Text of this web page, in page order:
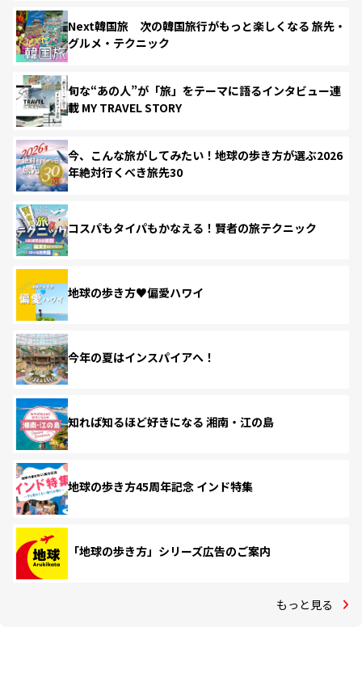
Next韓国旅 次の韓国旅行がもっと楽しくなる 旅先・
グルメ・テクニック
旬な“あの人”が「旅」をテーマに語るインタビュー連
載 MY TRAVEL STORY
今、こんな旅がしてみたい！地球の歩き方が選ぶ2026
年絶対行くべき旅先30
コスパもタイパもかなえる！賢者の旅テクニック
地球の歩き方♥偏愛ハワイ
今年の夏はインスパイアへ！
知れば知るほど好きになる 湘南・江の島
地球の歩き方45周年記念 インド特集
「地球の歩き方」シリーズ広告のご案内
もっと見る